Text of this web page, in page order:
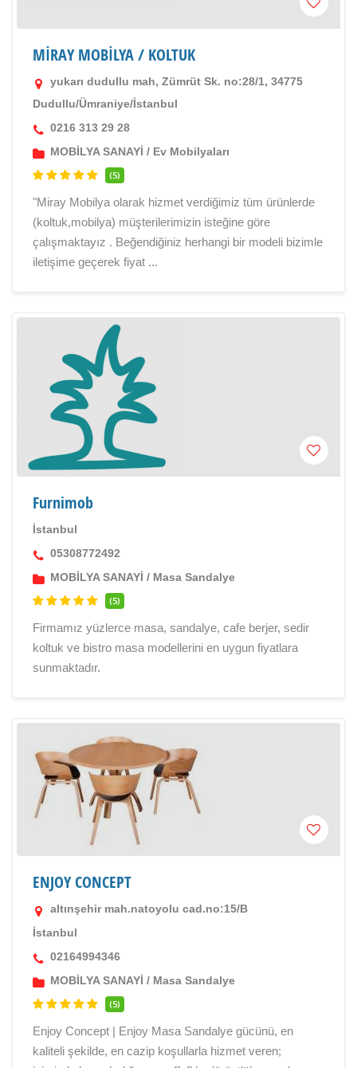
MİRAY MOBİLYA / KOLTUK
yukarı dudullu mah, Zümrüt Sk. no:28/1, 34775
Dudullu/Ümraniye/İstanbul
0216 313 29 28
MOBİLYA SANAYİ / Ev Mobilyaları
(5)
"Miray Mobilya olarak hizmet verdiğimiz tüm ürünlerde
(koltuk,mobilya) müşterilerimizin isteğine göre
çalışmaktayız . Beğendiğiniz herhangi bir modeli bizimle
iletişime geçerek fiyat ...
Furnimob
İstanbul
05308772492
MOBİLYA SANAYİ / Masa Sandalye
(5)
Firmamız yüzlerce masa, sandalye, cafe berjer, sedir
koltuk ve bistro masa modellerini en uygun fiyatlara
sunmaktadır.
ENJOY CONCEPT
altınşehir mah.natoyolu cad.no:15/B
İstanbul
02164994346
MOBİLYA SANAYİ / Masa Sandalye
(5)
Enjoy Concept | Enjoy Masa Sandalye gücünü, en
kaliteli şekilde, en cazip koşullarla hizmet veren;